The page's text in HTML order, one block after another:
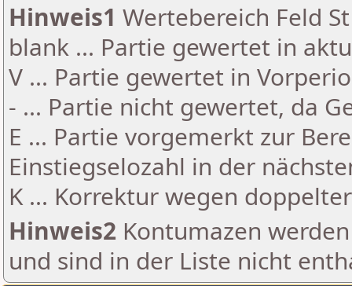
Hinweis1 Wertebereich Feld
blank ... Partie gewertet in
V ... Partie gewertet in
- ... Partie nicht gewertet, da
E ... Partie vorgemerkt zur
Einstiegselozahl in der
K ... Korrektur wegen
Hinweis2 Kontumazen
und sind in der Liste nicht